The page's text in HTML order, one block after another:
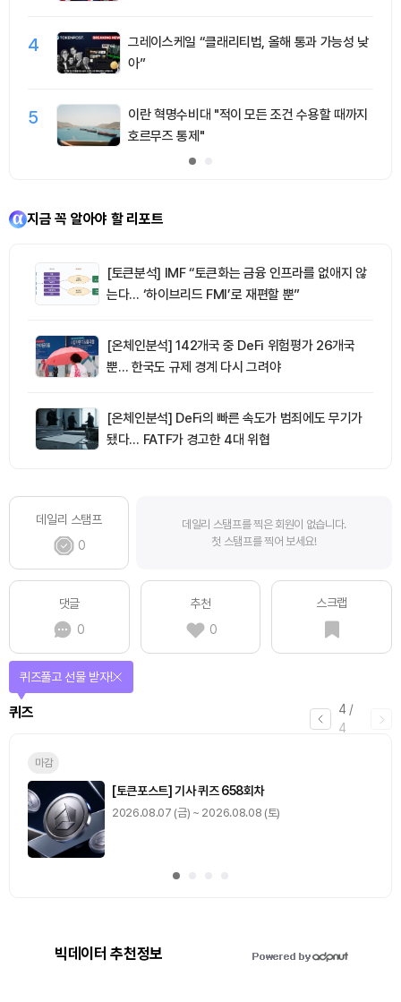
4
그레이스케일 “클래리티법, 올해 통과 가능성 낮
아”
5
이란 혁명수비대 "적이 모든 조건 수용할 때까지
호르무즈 통제"
지금 꼭 알아야 할 리포트
[토큰분석] IMF “토큰화는 금융 인프라를 없애지 않
는다… ‘하이브리드 FMI’로 재편할 뿐”
[온체인분석] 142개국 중 DeFi 위험평가 26개국
뿐… 한국도 규제 경계 다시 그려야
[온체인분석] DeFi의 빠른 속도가 범죄에도 무기가
됐다… FATF가 경고한 4대 위협
데일리 스탬프
0
데일리 스탬프를 찍은 회원이 없습니다.
첫 스탬프를 찍어 보세요!
댓글
0
추천
0
스크랩
1/
미션
매일 미션을 완료하고 보상을 획득!
기사 스탬프
빅데이터 추천정보